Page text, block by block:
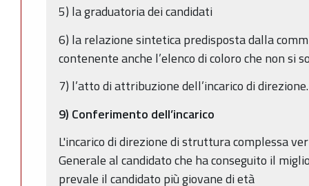
5) la graduatoria dei candidati
6) la relazione sintetica predisposta dalla
contenente anche l’elenco di coloro che non si
7) l’atto di attribuzione dell’incarico di
9) Conferimento dell’incarico
L'incarico di direzione di struttura complessa
Generale al candidato che ha conseguito il
prevale il candidato più giovane di età